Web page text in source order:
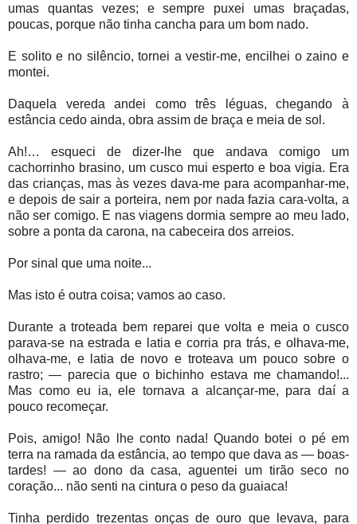
umas quantas vezes; e sempre puxei umas braçadas,
poucas, porque não tinha cancha para um bom nado.
E solito e no silêncio, tornei a vestir-me, encilhei o zaino e
montei.
Daquela vereda andei como três léguas, chegando à
estância cedo ainda, obra assim de braça e meia de sol.
Ah!… esqueci de dizer-lhe que andava comigo um
cachorrinho brasino, um cusco mui esperto e boa vigia. Era
das crianças, mas às vezes dava-me para acompanhar-me,
e depois de sair a porteira, nem por nada fazia cara-volta, a
não ser comigo. E nas viagens dormia sempre ao meu lado,
sobre a ponta da carona, na cabeceira dos arreios.
Por sinal que uma noite...
Mas isto é outra coisa; vamos ao caso.
Durante a troteada bem reparei que volta e meia o cusco
parava-se na estrada e latia e corria pra trás, e olhava-me,
olhava-me, e latia de novo e troteava um pouco sobre o
rastro; — parecia que o bichinho estava me chamando!...
Mas como eu ia, ele tornava a alcançar-me, para daí a
pouco recomeçar.
Pois, amigo! Não lhe conto nada! Quando botei o pé em
terra na ramada da estância, ao tempo que dava as — boas-
tardes! — ao dono da casa, aguentei um tirão seco no
coração... não senti na cintura o peso da guaiaca!
Tinha perdido trezentas onças de ouro que levava, para